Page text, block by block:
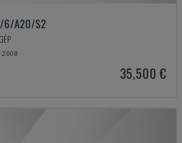
6/A20/S2
2008
35,500 €